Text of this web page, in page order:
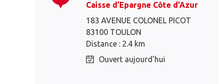
Caisse d’Epargne Côte d'Azur
183 AVENUE COLONEL PICOT
83100 TOULON
Distance : 2.4 km
Ouvert aujourd’hui